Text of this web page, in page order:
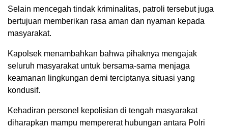
Selain mencegah tindak kriminalitas, patroli tersebut juga
bertujuan memberikan rasa aman dan nyaman kepada
masyarakat.
Kapolsek menambahkan bahwa pihaknya mengajak
seluruh masyarakat untuk bersama-sama menjaga
keamanan lingkungan demi terciptanya situasi yang
kondusif.
Kehadiran personel kepolisian di tengah masyarakat
diharapkan mampu mempererat hubungan antara Polri